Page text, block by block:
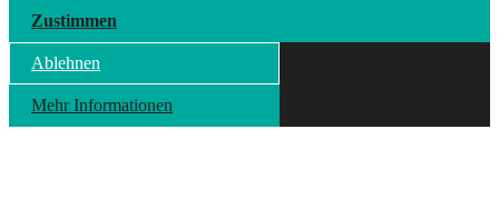
Zustimmen
Ablehnen
Mehr Informationen